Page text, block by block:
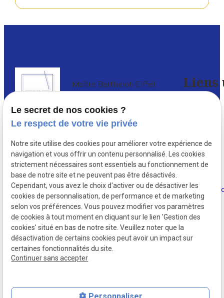
Maître Berthelot-Eiffel
depuis 1987, Delphine Berthelot-
Eiffel conseille et défend de nombreux
investisseurs immobiliers ...
Liens
Votre
avocat
Actualités
Contact
Le secret de nos cookies ?
Le respect de votre vie privée
Notre site utilise des cookies pour améliorer votre expérience de
navigation et vous offrir un contenu personnalisé. Les cookies
strictement nécessaires sont essentiels au fonctionnement de
base de notre site et ne peuvent pas être désactivés.
Cependant, vous avez le choix d'activer ou de désactiver les
cookies de personnalisation, de performance et de marketing
selon vos préférences. Vous pouvez modifier vos paramètres
de cookies à tout moment en cliquant sur le lien 'Gestion des
cookies' situé en bas de notre site. Veuillez noter que la
désactivation de certains cookies peut avoir un impact sur
certaines fonctionnalités du site.
Continuer sans accepter